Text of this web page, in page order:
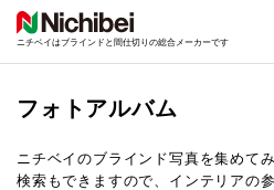
ニチベイはブラインドと間仕切りの総合メーカーです
フォトアルバム
ニチベイのブラインド写真を集めてみ
検索もできますので、インテリアの